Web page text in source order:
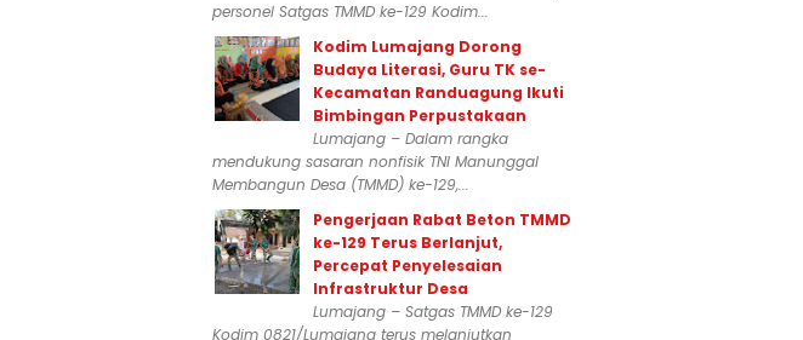
personel Satgas TMMD ke-129 Kodim...
Kodim Lumajang Dorong
Budaya Literasi, Guru TK se-
Kecamatan Randuagung Ikuti
Bimbingan Perpustakaan
Lumajang – Dalam rangka
mendukung sasaran nonfisik TNI Manunggal
Membangun Desa (TMMD) ke-129,...
Pengerjaan Rabat Beton TMMD
ke-129 Terus Berlanjut,
Percepat Penyelesaian
Infrastruktur Desa
Lumajang – Satgas TMMD ke-129
Kodim 0821/Lumajang terus melanjutkan